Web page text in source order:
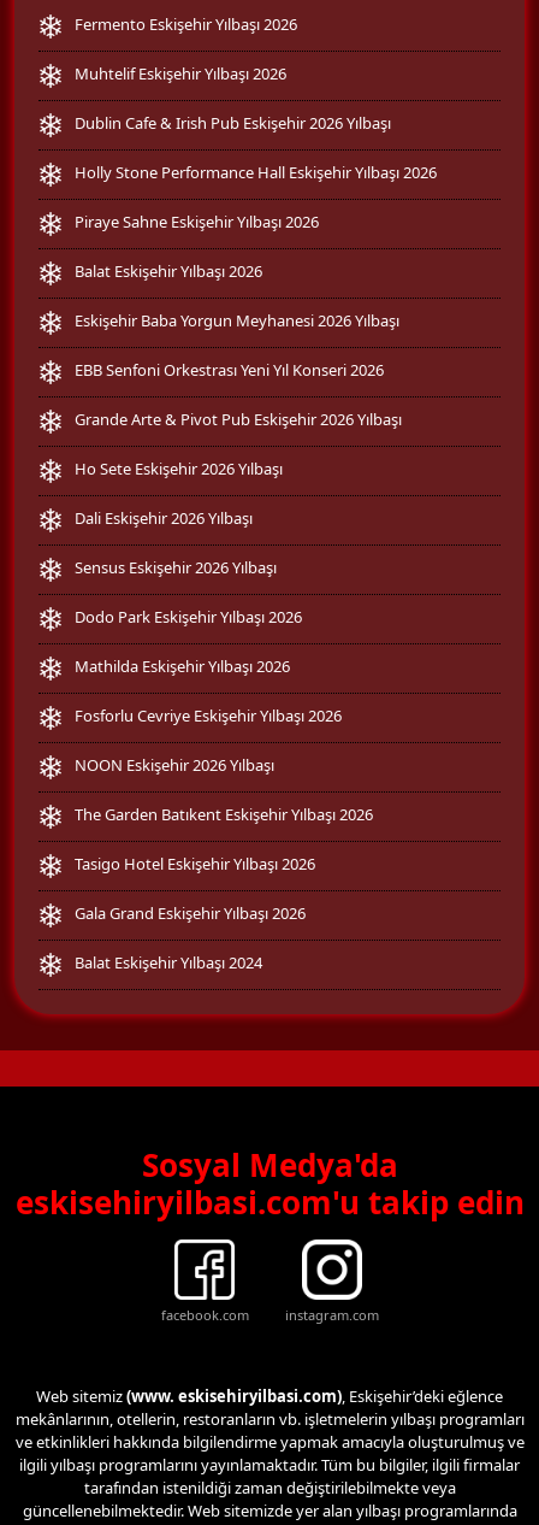
Fermento Eskişehir Yılbaşı 2026
Muhtelif Eskişehir Yılbaşı 2026
Dublin Cafe & Irish Pub Eskişehir 2026 Yılbaşı
Holly Stone Performance Hall Eskişehir Yılbaşı 2026
Piraye Sahne Eskişehir Yılbaşı 2026
Balat Eskişehir Yılbaşı 2026
Eskişehir Baba Yorgun Meyhanesi 2026 Yılbaşı
EBB Senfoni Orkestrası Yeni Yıl Konseri 2026
Grande Arte & Pivot Pub Eskişehir 2026 Yılbaşı
Ho Sete Eskişehir 2026 Yılbaşı
Dali Eskişehir 2026 Yılbaşı
Sensus Eskişehir 2026 Yılbaşı
Dodo Park Eskişehir Yılbaşı 2026
Mathilda Eskişehir Yılbaşı 2026
Fosforlu Cevriye Eskişehir Yılbaşı 2026
NOON Eskişehir 2026 Yılbaşı
The Garden Batıkent Eskişehir Yılbaşı 2026
Tasigo Hotel Eskişehir Yılbaşı 2026
Gala Grand Eskişehir Yılbaşı 2026
Balat Eskişehir Yılbaşı 2024
Sosyal Medya'da
eskisehiryilbasi.com'u takip edin
facebook.com instagram.com
Web sitemiz(www. eskisehiryilbasi.com), Eskişehir’deki eğlence
mekânlarının, otellerin, restoranların vb. işletmelerin yılbaşı programları
ve etkinlikleri hakkında bilgilendirme yapmak amacıyla oluşturulmuş ve
ilgili yılbaşı programlarını yayınlamaktadır. Tüm bu bilgiler, ilgili firmalar
tarafından istenildiği zaman değiştirilebilmekte veya
güncellenebilmektedir. Web sitemizde yer alan yılbaşı programlarında